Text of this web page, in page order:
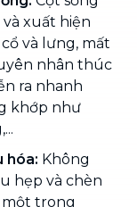
xuất hiện
và lưng, mất
nhân thúc
ra nhanh
khớp như
hóa: Không
hẹp và chèn
một trong